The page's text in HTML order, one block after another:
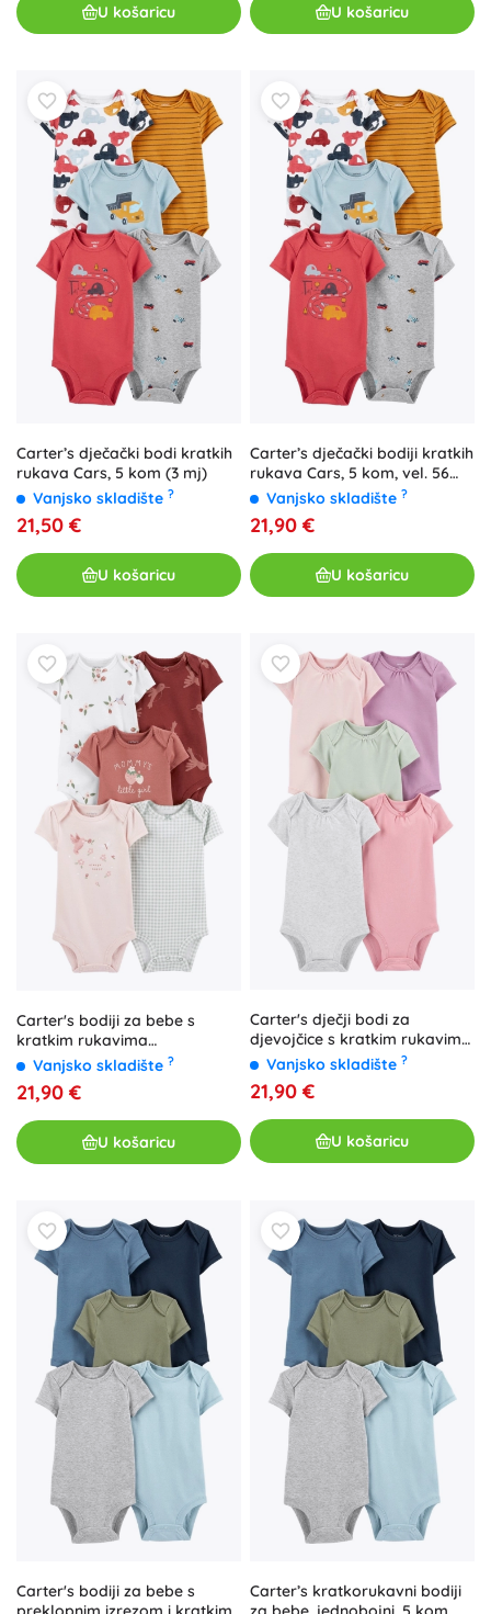
U košaricu U košaricu
Carter’s dječački bodi kratkih
rukava Cars, 5 kom (3 mj)
Vanjsko skladište ?
21,50 €
U košaricu
Carter’s dječački bodiji kratkih
rukava Cars, 5 kom, vel. 56
(NB)Vanjsko skladište ?
21,90 €
U košaricu
Carter's bodiji za bebe s
kratkim rukavima
Hummingbird za djevojčice, 5
kom, vel. 56 (NB)
Vanjsko skladište ?
21,90 €
U košaricu
Carter's dječji bodi za
djevojčice s kratkim rukavima,
jednobojni, 5 kom, veličina 56
Vanjsko skladište ?
21,90 €
U košaricu
Carter's bodiji za bebe s
Carter’s kratkorukavni bodiji